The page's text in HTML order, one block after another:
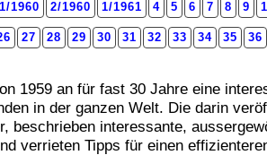
1/1960 2/1960 1/1961 4 5 6 7 8 9
27 28 29 30 31 32 33 34 35 36
1959 an für fast 30 Jahre eine
in der ganzen Welt. Die darin
beschrieben interessante,
verrieten Tipps für einen